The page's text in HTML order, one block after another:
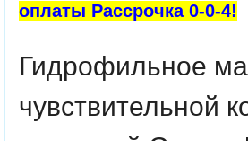
оплаты Рассрочка 0-0-4!
Гидрофильное
чувствительной